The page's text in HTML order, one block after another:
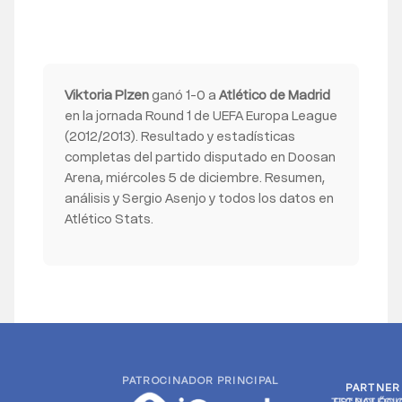
Viktoria Plzen ganó 1-0 a Atlético de Madrid
en la jornada Round 1 de UEFA Europa League
(2012/2013). Resultado y estadísticas
completas del partido disputado en Doosan
Arena, miércoles 5 de diciembre. Resumen,
análisis y Sergio Asenjo y todos los datos en
Atlético Stats.
PARTNER
PATROCINADOR PRINCIPAL
PARTNER